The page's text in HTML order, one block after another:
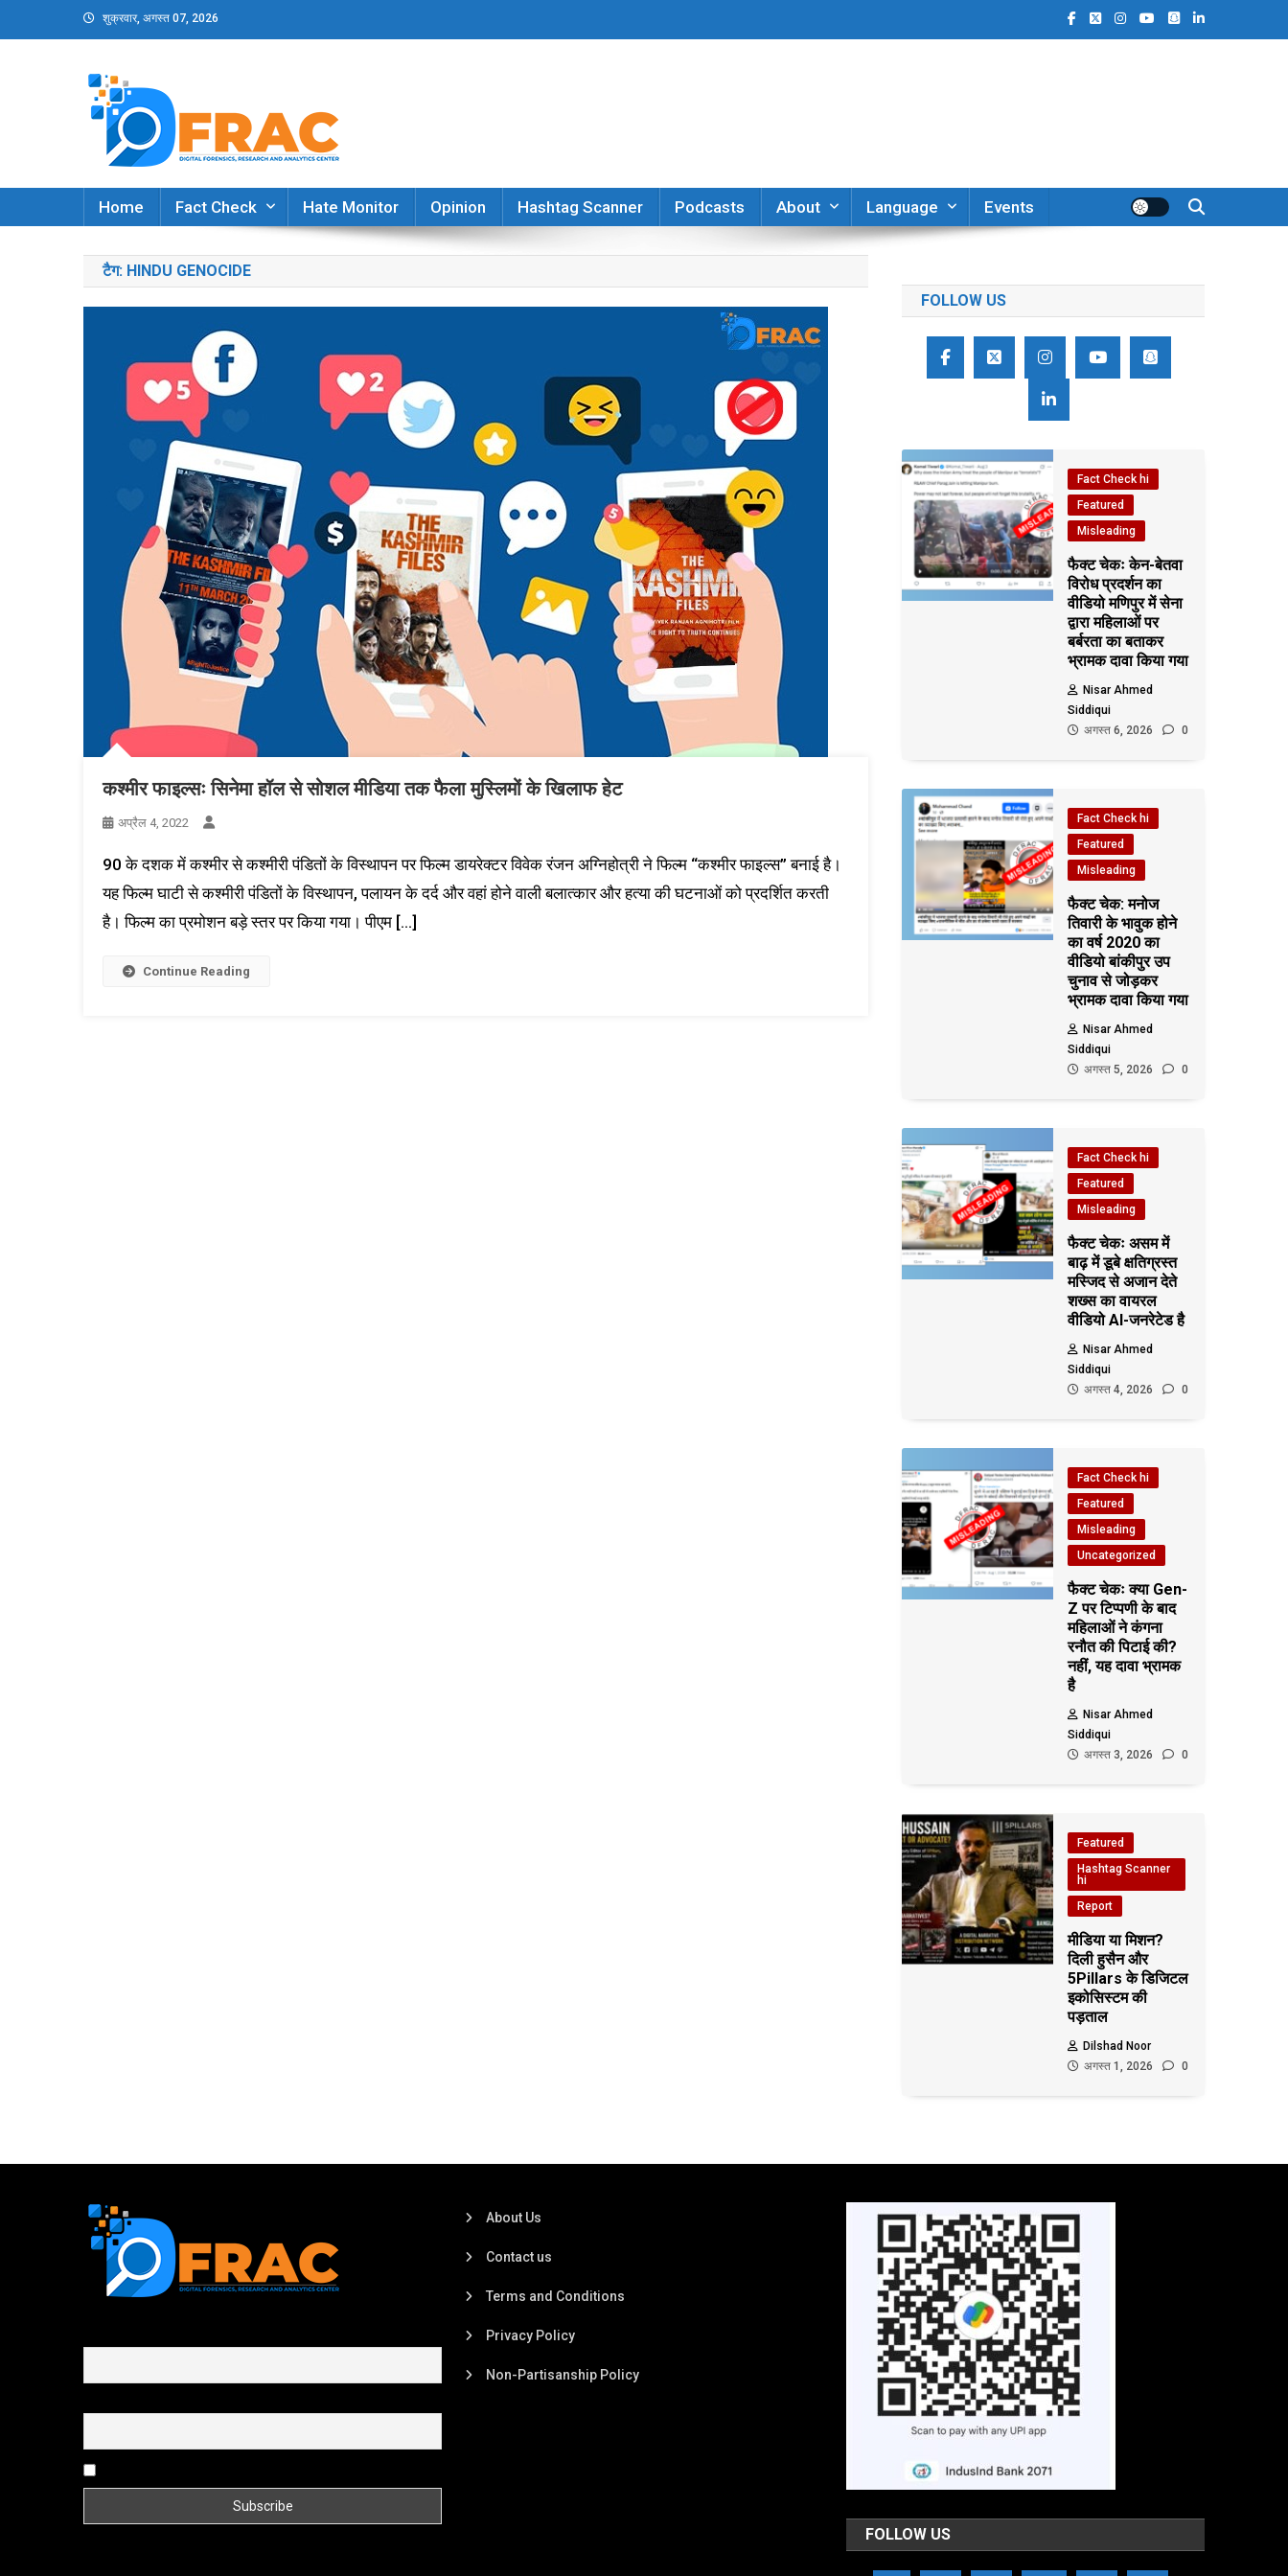
to
शुक्रवार, अगस्त 07, 2026
DFRAC_ORG
Digital Forensics, Research and Analytics Center
Home
Fact Check Hate Monitor Opinion Hashtag Scanner Podcasts About Language Events
टैग: HINDU GENOCIDE
कश्मीर फाइल्सः सिनेमा हॉल से सोशल मीडिया तक फैला मुस्लिमों के खिलाफ हेट
अप्रैल 4, 2022
90 के दशक में कश्मीर से कश्मीरी पंडितों के विस्थापन पर फिल्म डायरेक्टर विवेक रंजन अग्निहोत्री ने फिल्म “कश्मीर फाइल्स” बनाई है।
यह फिल्म घाटी से कश्मीरी पंडितों के विस्थापन, पलायन के दर्द और वहां होने वाली बलात्कार और हत्या की घटनाओं को प्रदर्शित करती
है। फिल्म का प्रमोशन बड़े स्तर पर किया गया। पीएम […]
Continue Reading
FOLLOW US
Fact Check hi
Featured
Misleading
फैक्ट चेकः केन-बेतवा
विरोध प्रदर्शन का
वीडियो मणिपुर में सेना
द्वारा महिलाओं पर
बर्बरता का बताकर
भ्रामक दावा किया गया
Nisar Ahmed
Siddiqui
अगस्त 6, 2026
0
Fact Check hi
Featured
Misleading
फैक्ट चेक: मनोज
तिवारी के भावुक होने
का वर्ष 2020 का
वीडियो बांकीपुर उप
चुनाव से जोड़कर
भ्रामक दावा किया गया
Nisar Ahmed
Siddiqui
अगस्त 5, 2026
0
Fact Check hi
Featured
Misleading
फैक्ट चेकः असम में
बाढ़ में डूबे क्षतिग्रस्त
मस्जिद से अजान देते
शख्स का वायरल
वीडियो AI-जनरेटेड है
Nisar Ahmed
Siddiqui
अगस्त 4, 2026
0
Fact Check hi
Featured
Misleading
Uncategorized
फैक्ट चेकः क्या Gen-
Z पर टिप्पणी के बाद
महिलाओं ने कंगना
रनौत की पिटाई की?
नहीं, यह दावा भ्रामक
है
Nisar Ahmed
Siddiqui
अगस्त 3, 2026
0
Featured
Hashtag Scanner
hi
Report
मीडिया या मिशन?
दिली हुसैन और
5Pillars के डिजिटल
इकोसिस्टम की
पड़ताल
Dilshad Noor
अगस्त 1, 2026
0
About Us
Contact us
Terms and Conditions
Privacy Policy
Non-Partisanship Policy
FOLLOW US